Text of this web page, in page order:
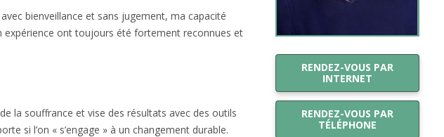
bienveillance et sans jugement, ma capacité
expérience ont toujours été fortement reconnues et
la souffrance et vise des résultats avec des outils
si l’on « s’engage » à un changement durable.
RENDEZ-VOUS PAR
INTERNET
RENDEZ-VOUS PAR
TÉLÉPHONE